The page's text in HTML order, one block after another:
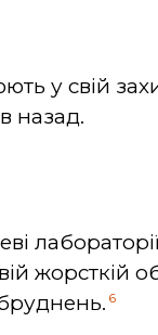
у свій
назад.
жорсткій
6